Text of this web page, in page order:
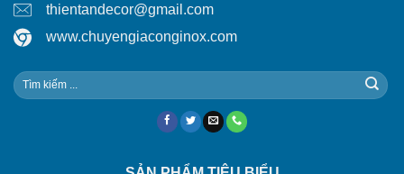
thientandecor@gmail.com
www.chuyengiaconginox.com